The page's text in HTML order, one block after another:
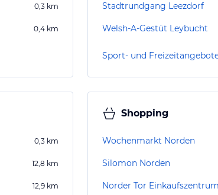
0,3 km
0,4 km
Stadtrundgang Leezdorf
Welsh-A-Gestüt Leybucht
Sport- und
0,3 km
12,8 km
12,9 km
Shopping
Wochenmarkt Norden
Silomon Norden
Norder Tor Einkaufszentrum